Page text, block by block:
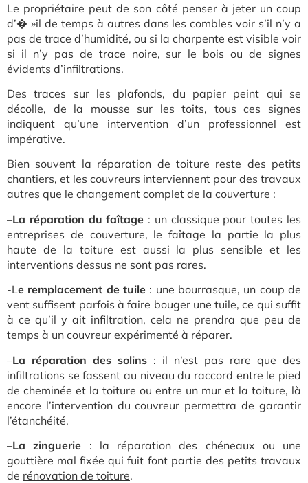
Le propriétaire peut de son côté penser à jeter un coup
d’� »il de temps à autres dans les combles voir s’il n’y a
pas de trace d’humidité, ou si la charpente est visible voir
si il n’y pas de trace noire, sur le bois ou de signes
évidents d’infiltrations.
Des traces sur les plafonds, du papier peint qui se
décolle, de la mousse sur les toits, tous ces signes
indiquent qu’une intervention d’un professionnel est
impérative.
Bien souvent la réparation de toiture reste des petits
chantiers, et les couvreurs interviennent pour des travaux
autres que le changement complet de la couverture :
–La réparation du faîtage : un classique pour toutes les
entreprises de couverture, le faîtage la partie la plus
haute de la toiture est aussi la plus sensible et les
interventions dessus ne sont pas rares.
-Le remplacement de tuile : une bourrasque, un coup de
vent suffisent parfois à faire bouger une tuile, ce qui suffit
à ce qu’il y ait infiltration, cela ne prendra que peu de
temps à un couvreur expérimenté à réparer.
–La réparation des solins : il n’est pas rare que des
infiltrations se fassent au niveau du raccord entre le pied
de cheminée et la toiture ou entre un mur et la toiture, là
encore l’intervention du couvreur permettra de garantir
l’étanchéité.
–La zinguerie : la réparation des chéneaux ou une
gouttière mal fixée qui fuit font partie des petits travaux
de rénovation de toiture.